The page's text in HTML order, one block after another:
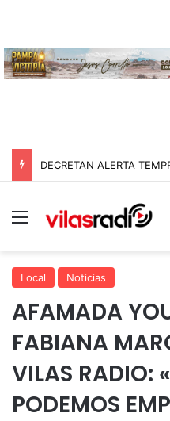
Menú
Local Noticias
AFAMADA
FABIANA
VILAS RADIO:
PODEMOS